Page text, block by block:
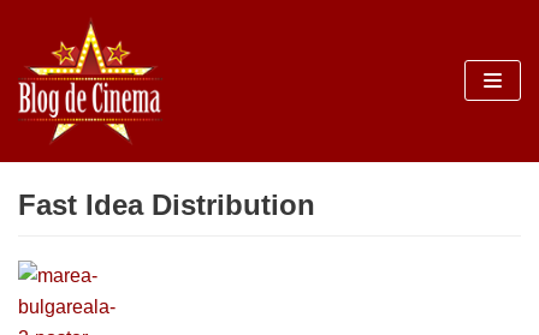
Sari
la
conținut
Fast Idea Distribution